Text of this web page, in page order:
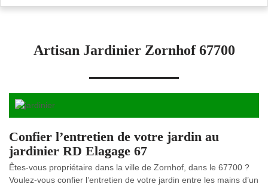
Artisan Jardinier Zornhof 67700
Confier l’entretien de votre jardin au
jardinier RD Elagage 67
Êtes-vous propriétaire dans la ville de Zornhof, dans le 67700 ?
Voulez-vous confier l’entretien de votre jardin entre les mains d’un